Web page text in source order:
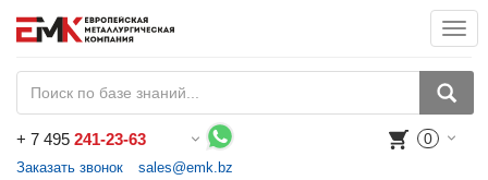
+ 7 495 241-23-63
Заказать звонок sales@emk.bz
0